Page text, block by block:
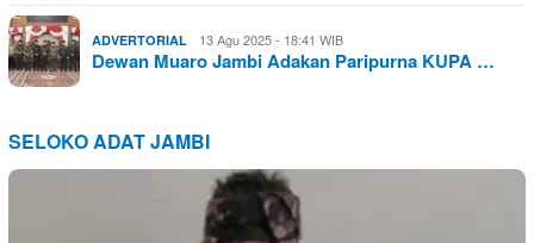
ADVERTORIAL 13 Agu 2025 - 18:41 WIB
Dewan Muaro Jambi Adakan Paripurna KUPA …
SELOKO ADAT JAMBI